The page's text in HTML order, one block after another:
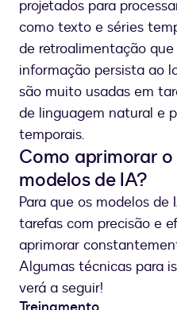
projetados para
como texto e séries
de retroalimentação
informação persista ao
são muito usadas em
de linguagem natural e
temporais.
Como aprimorar
modelos de IA?
Para que os modelos de
tarefas com precisão e
aprimorar
Algumas técnicas para
verá a seguir!